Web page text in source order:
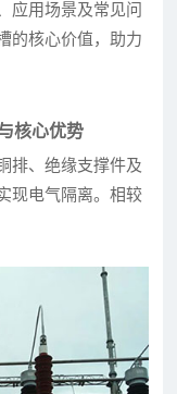
应用场景及常见问
的核心价值，助力
核心优势
排、绝缘支撑件及
现电气隔离。相较